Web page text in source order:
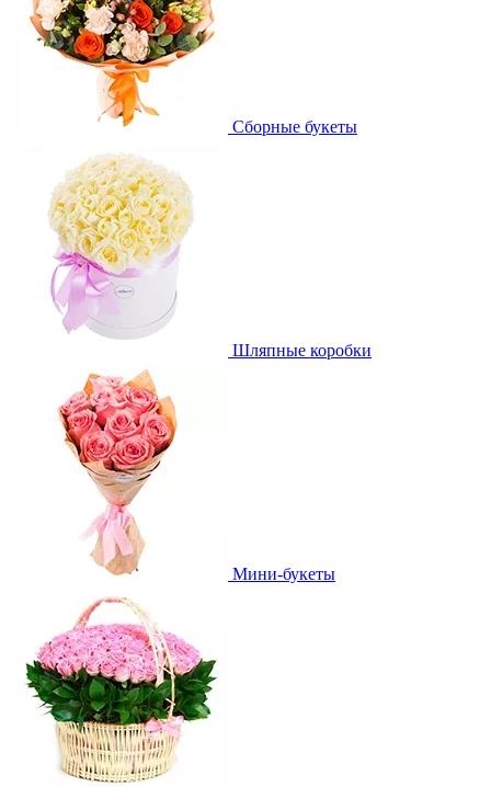
Сборные букеты
Шляпные коробки
Мини-букеты